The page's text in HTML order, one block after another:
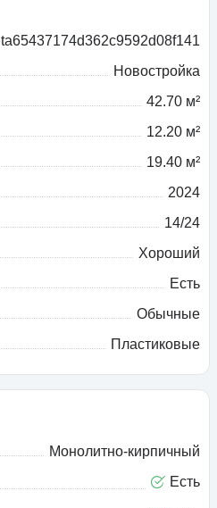
ta65437174d362c9592d08f141
Новостройка
42.70 м²
12.20 м²
19.40 м²
2024
14/24
Хороший
Есть
Обычные
Пластиковые
Монолитно-кирпичный
Есть